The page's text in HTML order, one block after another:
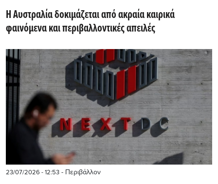
Η Αυστραλία δοκιμάζεται από ακραία καιρικά
φαινόμενα και περιβαλλοντικές απειλές
23/07/2026 - 12:53 - Περιβάλλον